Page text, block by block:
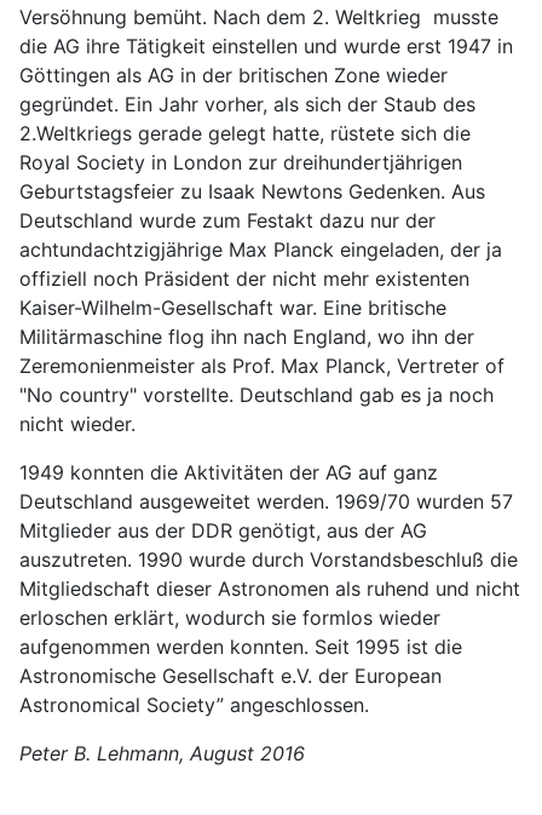
Versöhnung bemüht. Nach dem 2. Weltkrieg musste
die AG ihre Tätigkeit einstellen und wurde erst 1947 in
Göttingen als AG in der britischen Zone wieder
gegründet. Ein Jahr vorher, als sich der Staub des
2.Weltkriegs gerade gelegt hatte, rüstete sich die
Royal Society in London zur dreihundertjährigen
Geburtstagsfeier zu Isaak Newtons Gedenken. Aus
Deutschland wurde zum Festakt dazu nur der
achtundachtzigjährige Max Planck eingeladen, der ja
offiziell noch Präsident der nicht mehr existenten
Kaiser-Wilhelm-Gesellschaft war. Eine britische
Militärmaschine flog ihn nach England, wo ihn der
Zeremonienmeister als Prof. Max Planck, Vertreter of
"No country" vorstellte. Deutschland gab es ja noch
nicht wieder.
1949 konnten die Aktivitäten der AG auf ganz
Deutschland ausgeweitet werden. 1969/70 wurden 57
Mitglieder aus der DDR genötigt, aus der AG
auszutreten. 1990 wurde durch Vorstandsbeschluß die
Mitgliedschaft dieser Astronomen als ruhend und nicht
erloschen erklärt, wodurch sie formlos wieder
aufgenommen werden konnten. Seit 1995 ist die
Astronomische Gesellschaft e.V. der European
Astronomical Society” angeschlossen.
Peter B. Lehmann, August 2016